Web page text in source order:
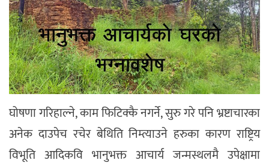
घोषणा गरिहाल्ने, काम फिटिक्कै नगर्ने, सुरु गरे पनि भ्रष्टाचारका
अनेक दाउपेच रचेर बेथिति निम्त्याउने हरुका कारण राष्ट्रिय
विभूति आदिकवि भानुभक्त आचार्य जन्मस्थलमै उपेक्षामा